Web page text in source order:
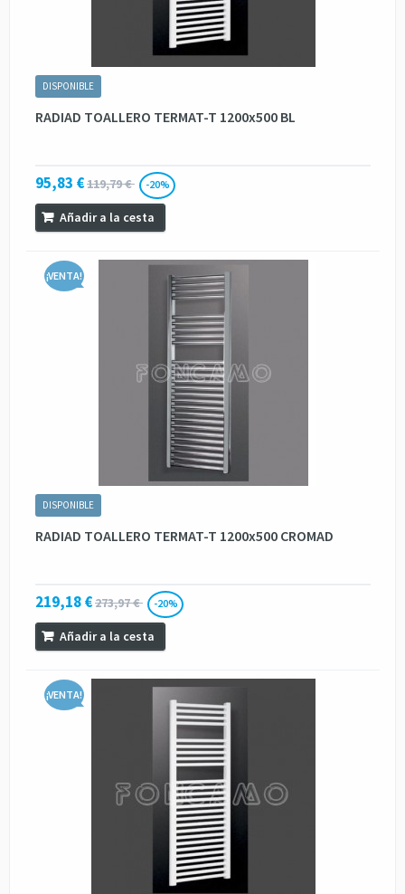
DISPONIBLE
RADIAD TOALLERO TERMAT-T 1200x500 BL
95,83 €119,79 € -20%
Añadir a la cesta
¡VENTA!
DISPONIBLE
RADIAD TOALLERO TERMAT-T 1200x500 CROMAD
219,18 €273,97 € -20%
Añadir a la cesta
¡VENTA!